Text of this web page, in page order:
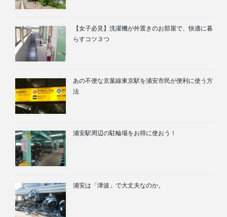
【女子必見】洗濯機が外置きのお部屋で、快適に暮
らすコツ３つ
あの不便な京葉線東京駅を浦安市民が便利に使う方
法
浦安駅周辺の駐輪場をお得に使おう！
浦安は「津波」で大丈夫なのか。